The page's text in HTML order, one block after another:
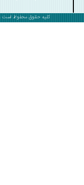
کلیه حقوق محفوظ است و